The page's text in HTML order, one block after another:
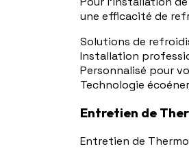
une efficacité de
Solutions de
Installation
Personnalisé pour
Technologie
Entretien de
Entretien de